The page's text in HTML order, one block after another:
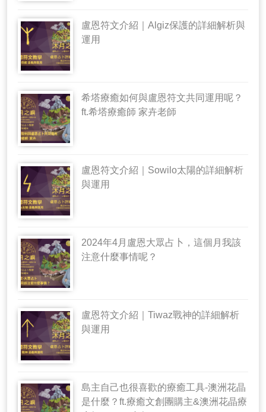
盧恩符文介紹｜Algiz保護的詳細解析與
運用
希塔療癒如何與盧恩符文共同運用呢？
ft.希塔療癒師 家卉老師
盧恩符文介紹｜Sowilo太陽的詳細解析
與運用
2024年4月盧恩大眾占卜，這個月我該
注意什麼事情呢？
盧恩符文介紹｜Tiwaz戰神的詳細解析
與運用
島主自己也很喜歡的療癒工具-澳洲花晶
是什麼？ft.療癒文創團購主&澳洲花晶療